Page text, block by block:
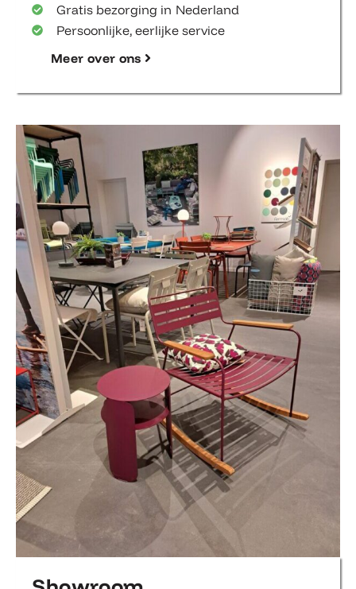
Gratis bezorging in Nederland
Persoonlijke, eerlijke service
Meer over ons